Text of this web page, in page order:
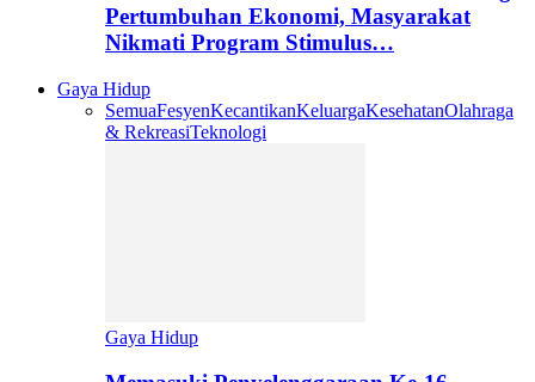
Pertumbuhan Ekonomi, Masyarakat
Nikmati Program Stimulus…
Gaya Hidup
SemuaFesyenKecantikanKeluargaKesehatanOlahraga
& RekreasiTeknologi
Gaya Hidup